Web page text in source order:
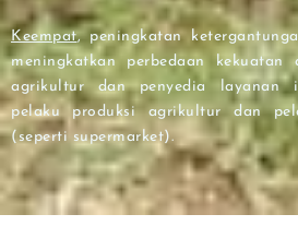
Keempat, peningkatan
meningkatkan perbedaan kekuatan
agrikultur dan penyedia layanan
pelaku produksi agrikultur dan
(seperti supermarket).